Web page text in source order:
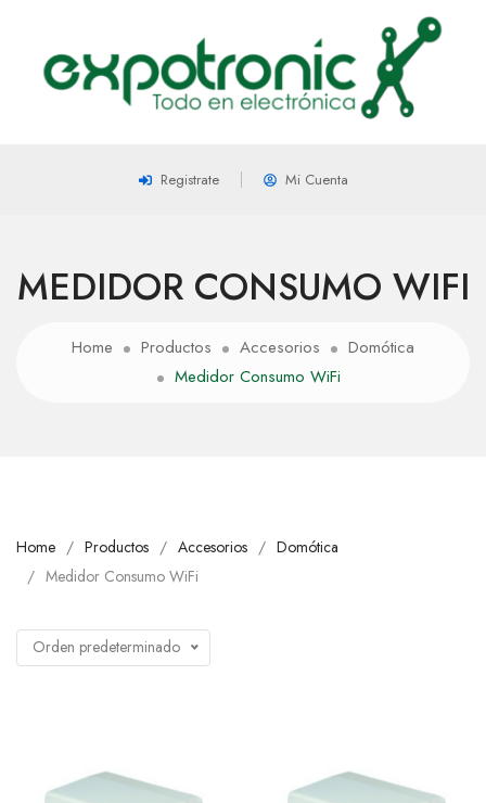
Registrate Mi Cuenta
MEDIDOR CONSUMO WIFI
Home Productos Accesorios
Domótica
Medidor Consumo WiFi
Home Productos Accesorios
Domótica
Medidor Consumo WiFi
Orden predeterminado